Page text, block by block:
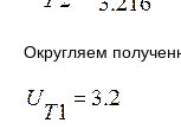
Округляем